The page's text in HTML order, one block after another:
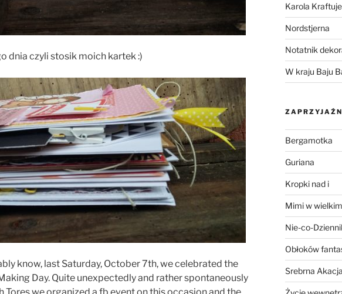
dnia czyli stosik moich kartek :)
know, last Saturday, October 7th, we celebrated the
Day. Quite unexpectedly and rather spontaneously
Karola Kraftuje
Nordstjerna
Notatnik
W kraju Baju
Bergamotka
Guriana
Kropki nad i
Mimi w
Nie-co-
Obłoków
Srebrna Akacja